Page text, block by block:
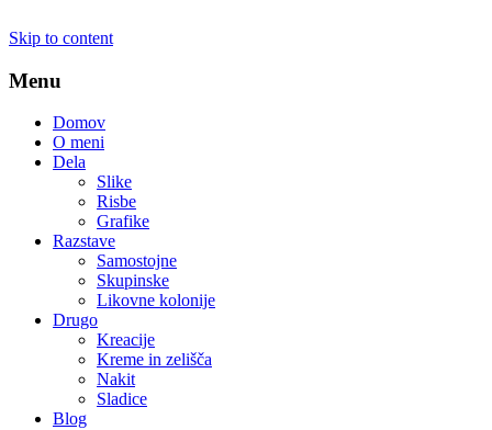
Skip to content
Menu
Domov
O meni
Dela
Slike
Risbe
Grafike
Razstave
Samostojne
Skupinske
Likovne kolonije
Drugo
Kreacije
Kreme in zelišča
Nakit
Sladice
Blog